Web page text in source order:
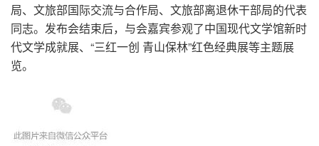
局、文旅部国际交流与合作局、文旅部离退休干部局的代表
同志。发布会结束后，与会嘉宾参观了中国现代文学馆新时
代文学成就展、“三红一创 青山保林”红色经典展等主题展
览。